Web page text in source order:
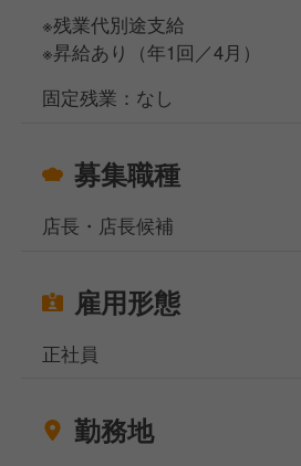
※残業代別途支給
※昇給あり（年1回／4月）
固定残業：なし
募集職種
店長・店長候補
雇用形態
正社員
勤務地